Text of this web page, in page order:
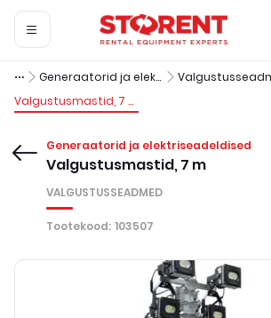
Generaatorid ja elektriseadeldised
Valgustusmastid, 7 m
Generaatorid ja elektriseadeldised
Valgustusmastid, 7 m
VALGUSTUSSEADMED
Tootekood: 103507